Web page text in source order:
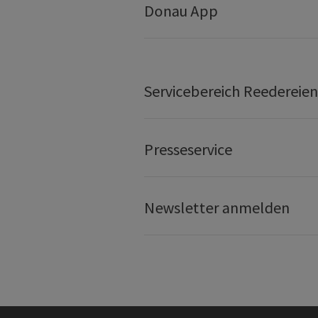
Donau App
Servicebereich Reedereien
Presseservice
Newsletter anmelden